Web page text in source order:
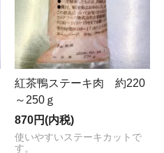
紅茶鴨ステーキ肉 約220
～250ｇ
870円(内税)
使いやすいステーキカットで
す。